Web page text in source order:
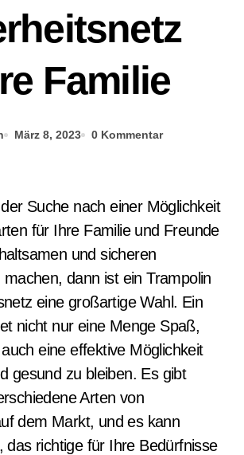
Familie
März 8, 2023 0 Kommentar
für Ihre Familie und Freunde
und sicheren
dann ist ein Trampolin
eine großartige Wahl. Ein
nicht nur eine Menge Spaß,
eine effektive Möglichkeit
gesund zu bleiben. Es gibt
Arten von
dem Markt, und es kann
das richtige für Ihre Bedürfnisse